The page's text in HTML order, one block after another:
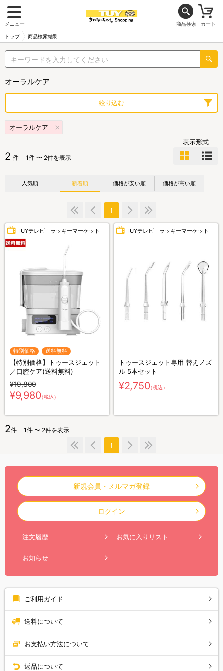
メニュー 商品検索 カート
トップ 商品検索結果
オーラルケア
絞り込む
オーラルケア
2 件 1件 〜 2件を表示
表示形式
人気順 新着順 価格が安い順 価格が高い順
1
TUYテレビ ラッキーマーケット
特別価格 送料無料
【特別価格】トゥースジェット
／口腔ケア(送料無料)
¥19,800
¥9,980（税込）
TUYテレビ ラッキーマーケット
トゥースジェット専用 替えノズ
ル 5本セット
¥2,750（税込）
2件 1件 〜 2件を表示
1
新規会員・メルマガ登録
ログイン
注文履歴 お気に入りリスト
お知らせ
ご利用ガイド
送料について
お支払い方法について
返品について